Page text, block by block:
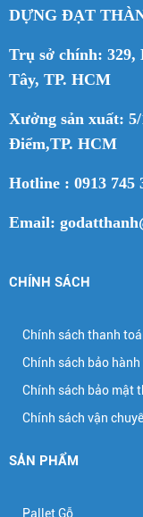
DỰNG ĐẠT
Trụ sở chính:
Tây, TP. HCM
Xưởng sản xuất:
Điểm,TP. HCM
Hotline : 0913 745
Email:
CHÍNH SÁCH
Chính sách thanh
Chính sách bảo
Chính sách bảo mật
Chính sách vận
SẢN PHẨM
Pallet Gỗ